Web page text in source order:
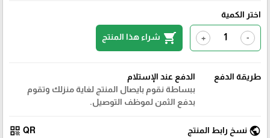
اختر الكمية
-
+
shopping_cart شراء هذا المنتج
طريقة الدفع
الدفع عند الإستلام
ببساطة نقوم بايصال المنتج لغاية منزلك وتقوم
بدفع الثمن لموظف التوصيل.
public نسخ رابط المنتج QR
qr_code